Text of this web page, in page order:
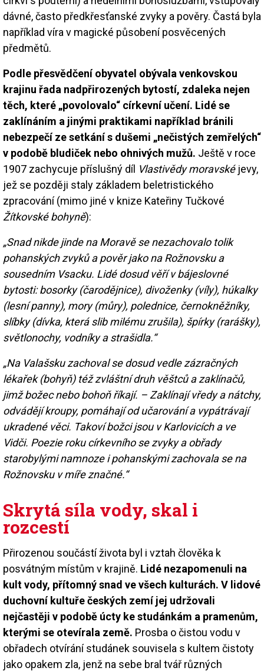
dávné, často předkřesťanské zvyky a pověry. Častá byla
například víra v magické působení posvěcených
předmětů.
Podle přesvědčení obyvatel obývala venkovskou
krajinu řada nadpřirozených bytostí, zdaleka nejen
těch, které „povolovalo“ církevní učení. Lidé se
zaklínáním a jinými praktikami například bránili
nebezpečí ze setkání s dušemi „nečistých zemřelých“
v podobě bludiček nebo ohnivých mužů. Ještě v roce
1907 zachycuje příslušný díl Vlastivědy moravskéjevy,
jež se později staly základem beletristického
zpracování (mimo jiné v knize Kateřiny Tučkové
Žítkovské bohyně):
„Snad nikde jinde na Moravě se nezachovalo tolik
pohanských zvyků a pověr jako na Rožnovsku a
sousedním Vsacku. Lidé dosud věří v bájeslovné
bytosti: bosorky (čarodějnice), divoženky (víly), húkalky
(lesní panny), mory (můry), polednice, černokněžníky,
slíbky (dívka, která slib milému zrušila), špírky (rarášky),
světlonochy, vodníky a strašidla.“
„Na Valašsku zachoval se dosud vedle zázračných
lékařek (bohyň) též zvláštní druh věštců a zaklínačů,
jimž božec nebo bohoň říkají. – Zaklínají vředy a nátchy,
odvádějí kroupy, pomáhají od učarování a vypátrávají
ukradené věci. Takoví božci jsou v Karlovicích a ve
Vidči. Poezie roku církevního se zvyky a obřady
starobylými namnoze i pohanskými zachovala se na
Rožnovsku v míře značné.“
Skrytá síla vody, skal i
rozcestí
Přirozenou součástí života byl i vztah člověka k
posvátným místům v krajině. Lidé nezapomenuli na
kult vody, přítomný snad ve všech kulturách. V lidové
duchovní kultuře českých zemí jej udržovali
nejčastěji v podobě úcty ke studánkám a pramenům,
kterými se otevírala země. Prosba o čistou vodu v
obřadech otvírání studánek souvisela s kultem čistoty
jako opakem zla, jenž na sebe bral tvář různých